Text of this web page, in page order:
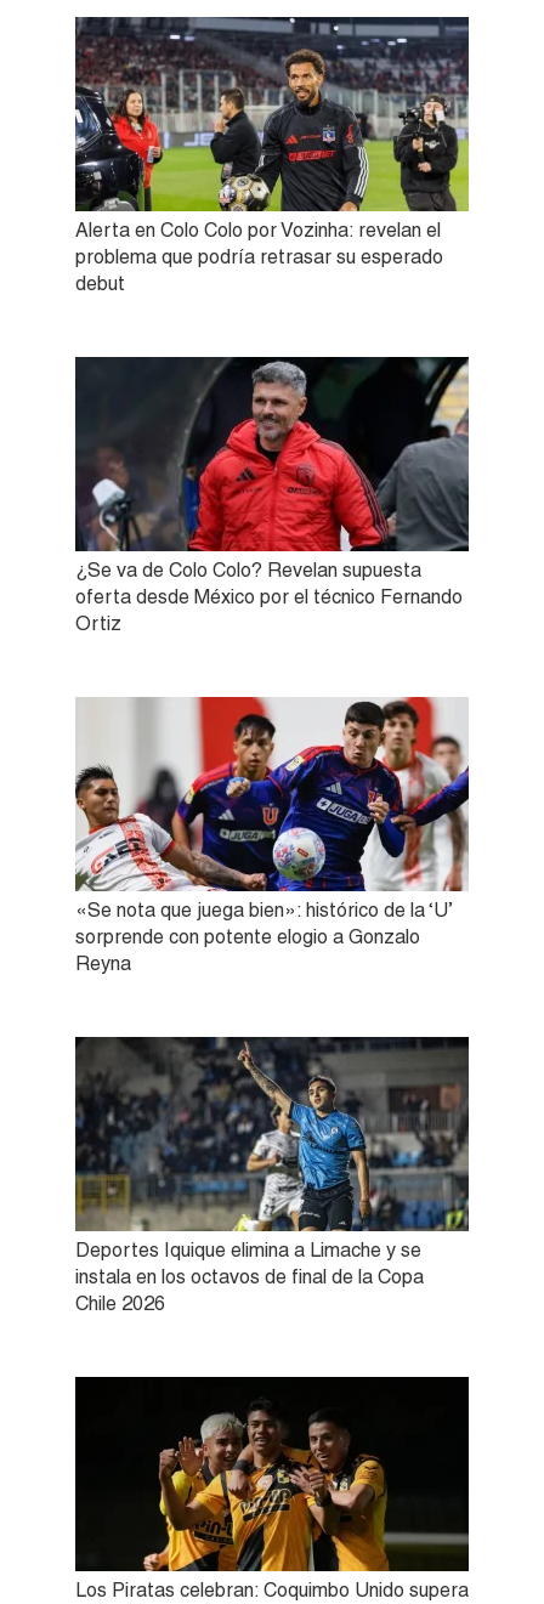
Alerta en Colo Colo por Vozinha: revelan el
problema que podría retrasar su esperado
debut
¿Se va de Colo Colo? Revelan supuesta
oferta desde México por el técnico Fernando
Ortiz
«Se nota que juega bien»: histórico de la ‘U’
sorprende con potente elogio a Gonzalo
Reyna
Deportes Iquique elimina a Limache y se
instala en los octavos de final de la Copa
Chile 2026
Los Piratas celebran: Coquimbo Unido supera